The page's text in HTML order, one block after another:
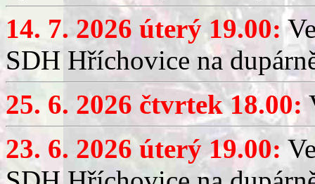
14. 7. 2026 úterý 19.00:
SDH Hříchovice na
25. 6. 2026 čtvrtek 18.00:
23. 6. 2026 úterý 19.00: